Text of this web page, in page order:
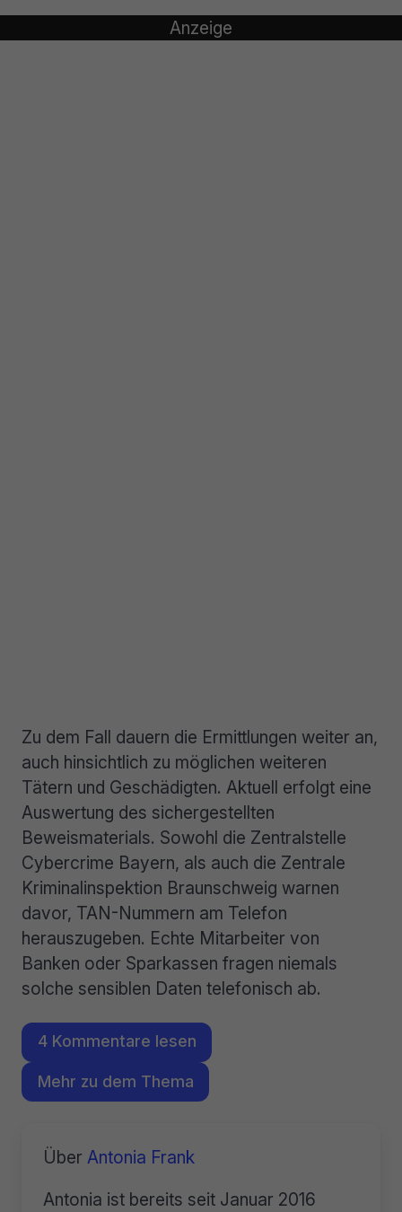
Zu dem Fall dauern die Ermittlungen weiter an,
auch hinsichtlich zu möglichen weiteren
Tätern und Geschädigten. Aktuell erfolgt eine
Auswertung des sichergestellten
Beweismaterials. Sowohl die Zentralstelle
Cybercrime Bayern, als auch die Zentrale
Kriminalinspektion Braunschweig warnen
davor, TAN-Nummern am Telefon
herauszugeben. Echte Mitarbeiter von
Banken oder Sparkassen fragen niemals
solche sensiblen Daten telefonisch ab.
4 Kommentare lesen
Mehr zu dem Thema
Über Antonia Frank
Antonia ist bereits seit Januar 2016